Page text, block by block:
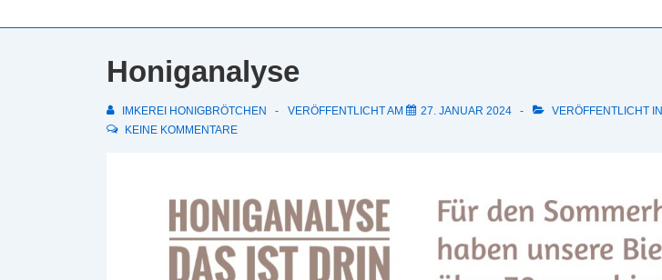
Honiganalyse
IMKEREI HONIGBRÖTCHEN VERÖFFENTLICHT AM 27. JANUAR 2024 VERÖFFENTLICHT IN
KEINE KOMMENTARE